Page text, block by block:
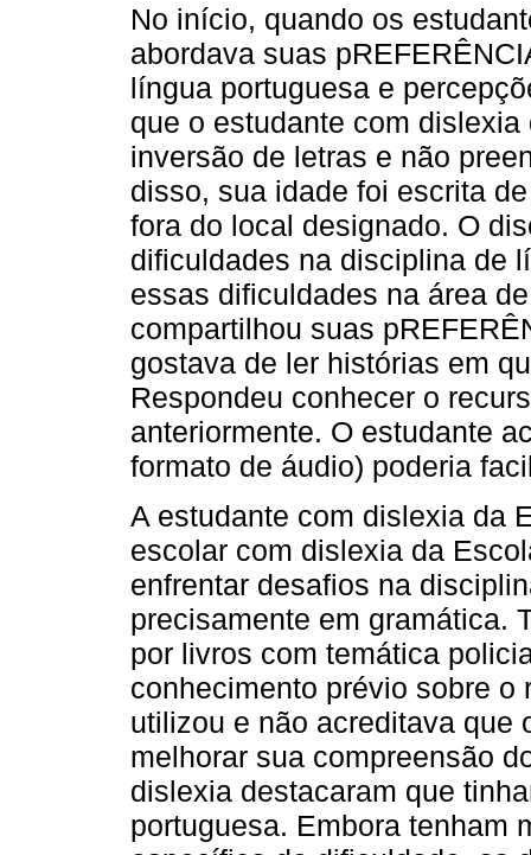
No início, quando os
abordava suas
língua portuguesa e
que o estudante com
inversão de letras e não
disso, sua idade foi escrita
fora do local designado. O
dificuldades na disciplina de
essas dificuldades na área
compartilhou suas
gostava de ler histórias em
Respondeu conhecer o
anteriormente. O estudante
formato de áudio) poderia
A estudante com dislexia da
escolar com dislexia da
enfrentar desafios na
precisamente em gramática.
por livros com temática
conhecimento prévio sobre o
utilizou e não acreditava que
melhorar sua compreensão
dislexia destacaram que
portuguesa. Embora tenham